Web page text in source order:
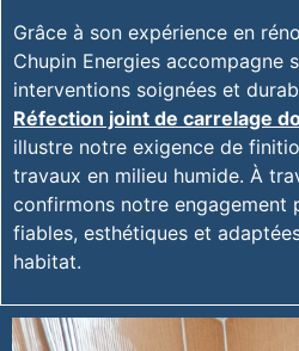
Grâce à son expérience en
Chupin Energies accompagne
interventions soignées et
Réfection joint de carrelage
illustre notre exigence de
travaux en milieu humide. À
confirmons notre engagement
fiables, esthétiques et
habitat.